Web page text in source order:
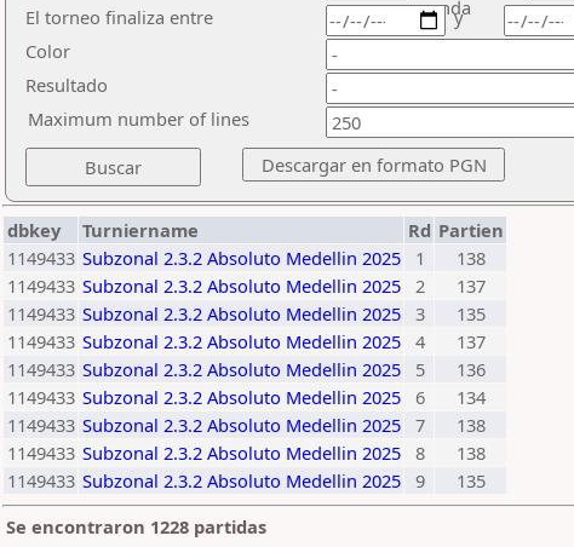
ronda
El torneo finaliza entre
Color
Resultado
y
Maximum number of lines
dbkey Turniername Rd Partien
1149433 Subzonal 2.3.2 Absoluto Medellin 2025 1
138
1149433 Subzonal 2.3.2 Absoluto Medellin 2025 2
137
1149433 Subzonal 2.3.2 Absoluto Medellin 2025 3
135
1149433 Subzonal 2.3.2 Absoluto Medellin 2025 4
137
1149433 Subzonal 2.3.2 Absoluto Medellin 2025 5
136
1149433 Subzonal 2.3.2 Absoluto Medellin 2025 6
134
1149433 Subzonal 2.3.2 Absoluto Medellin 2025 7
138
1149433 Subzonal 2.3.2 Absoluto Medellin 2025 8
138
1149433 Subzonal 2.3.2 Absoluto Medellin 2025 9
135
Se encontraron 1228 partidas